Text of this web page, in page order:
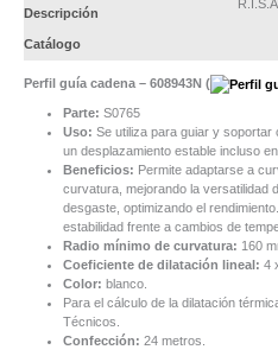
Descripción
Catálogo
Perfil guía cadena – 608943N (
Parte: S0765
Uso: Se utiliza para guiar y
un desplazamiento estable incluso
Beneficios: Permite adaptarse a
curvatura, mejorando la versatilidad
desgaste, optimizando el
estabilidad frente a cambios de
Radio mínimo de curvatura: 160
Coeficiente de dilatación lineal: 4
Color: blanco.
Para el cálculo de la dilatación
Técnicos.
Confección: 24 metros.